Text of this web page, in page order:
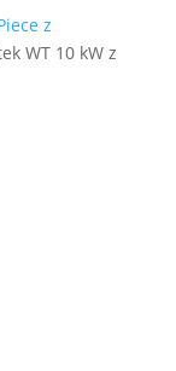
z
WT 10 kW z